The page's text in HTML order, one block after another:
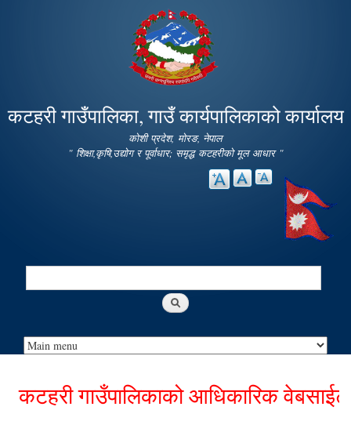
main
content
कटहरी गाउँपालिका, गाउँ कार्यपालिकाको कार्यालय
कोशी प्रदेश, मोरङ, नेपाल
" शिक्षा,कृषि,उद्योग र पूर्वाधार; समृद्ध कटहरीको मूल आधार "
Search
गाउँपालिकाको आधिकारिक वेबसाईटमा